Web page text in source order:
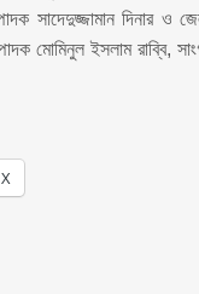
সাদেদুজ্জামান দিনার ও
মোমিনুল ইসলাম রাব্বি,
X